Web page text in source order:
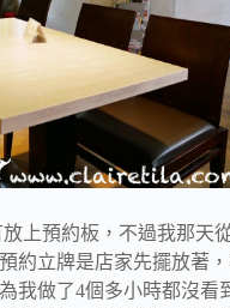
上預約板，不過我那天
約立牌是店家先擺放著
我做了4個多小時都沒看